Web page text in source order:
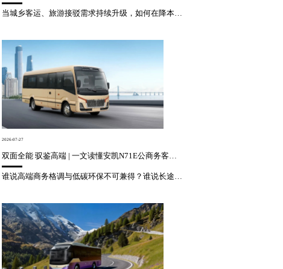
当城乡客运、旅游接驳需求持续升级，如何在降本增效与服务升级间找到最优解？全新一代高性价比中巴车安凯K60以多维技术创新与硬核产品力，给出最佳答案。MPV风格质感造型，U型前脸搭配LED纵列大灯与直瀑格栅，大气醒目。全车一体化流线车身优化风阻、降低能耗。2.25m宽体车身拓展横向空间，乘坐更舒展。安凯...
2026-07-27
谁说高端商务格调与低碳环保不可兼得？谁说长途奔波与舒适尊享难以两全？作为安凯在高端商务领域的旗舰力作，N71E高端公商务客车以全面焕新之姿登场，一面硬核可靠，一面精致考究，双面皆藏实力，重新定义公商务出行新标杆。安凯N71E硬核赋能高端商务出行，搭载155kWh超大容量电池组与160kW高性能永磁同...